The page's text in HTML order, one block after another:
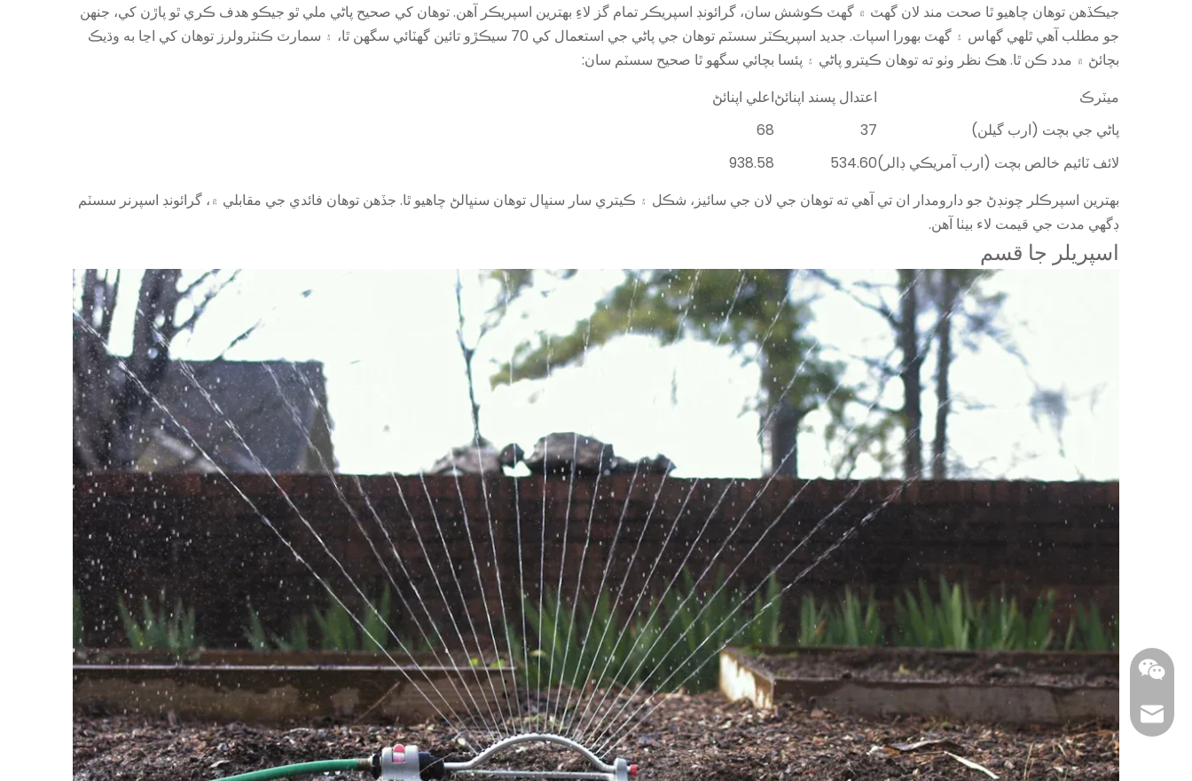
جيڪڏھن توھان چاھيو ٿا صحت مند لان گھٽ ۾ گھٽ ڪوشش سان، گرائونڊ اسپريڪر تمام گز لاءِ بھترين اسپريڪر آھن. توھان کي صحيح پاڻي ملي ٿو جيڪو ھدف ڪري ٿو پاڙن کي، جنھن
جو مطلب آھي ٿلهي گھاس ۽ گھٽ بھورا اسپاٽ. جديد اسپريڪٽر سسٽم توهان جي پاڻي جي استعمال کي 70 سيڪڙو تائين گهٽائي سگهن ٿا، ۽ سمارٽ ڪنٽرولرز توهان کي اڃا به وڌيڪ
بچائڻ ۾ مدد ڪن ٿا. هڪ نظر وٺو ته توهان ڪيترو پاڻي ۽ پئسا بچائي سگهو ٿا صحيح سسٽم سان:
ميٽرڪ
اعتدال پسند اپنائڻاعلي اپنائڻ
پاڻي جي بچت (ارب گيلن)
37
68
لائف ٽائيم خالص بچت (ارب آمريڪي ڊالر)534.60
938.58
بهترين اسپرڪلر چونڊڻ جو دارومدار ان تي آهي ته توهان جي لان جي سائيز، شڪل ۽ ڪيتري سار سنڀال توهان سنڀالڻ چاهيو ٿا. جڏهن توهان فائدي جي مقابلي ۾، گرائونڊ اسپرنر سسٽم
ڊگهي مدت جي قيمت لاء بيٺا آهن.
اسپريلر جا قسم